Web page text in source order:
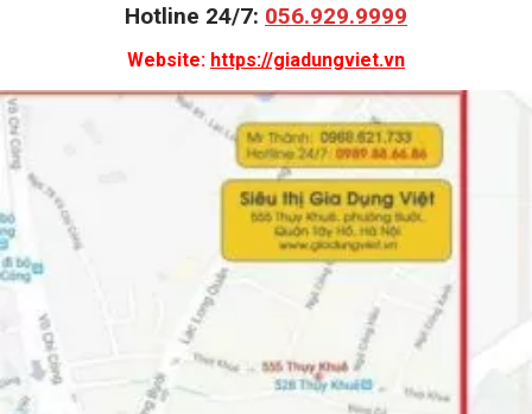
Hotline 24/7: 056.929.9999
Website: https://giadungviet.vn